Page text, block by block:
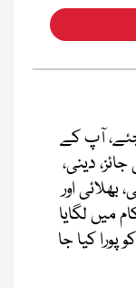
آپ کے
دینی،
بھلائی اور
میں لگایا
کیا جا